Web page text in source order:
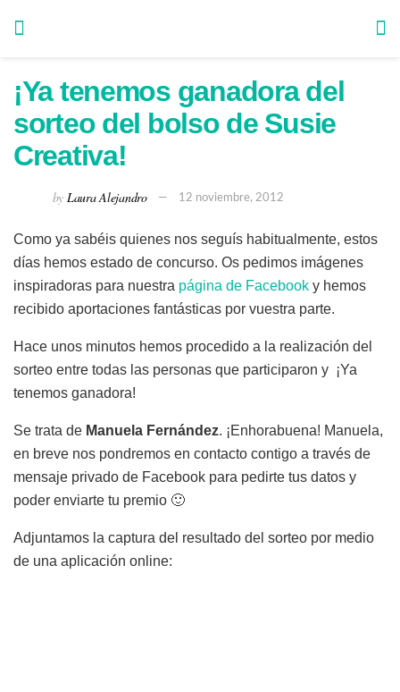
¡Ya tenemos ganadora del
sorteo del bolso de Susie
Creativa!
by Laura Alejandro 12 noviembre, 2012
Como ya sabéis quienes nos seguís habitualmente, estos
días hemos estado de concurso. Os pedimos imágenes
inspiradoras para nuestra página de Facebook y hemos
recibido aportaciones fantásticas por vuestra parte.
Hace unos minutos hemos procedido a la realización del
sorteo entre todas las personas que participaron y ¡Ya
tenemos ganadora!
Se trata de Manuela Fernández. ¡Enhorabuena! Manuela,
en breve nos pondremos en contacto contigo a través de
mensaje privado de Facebook para pedirte tus datos y
poder enviarte tu premio 🙂
Adjuntamos la captura del resultado del sorteo por medio
de una aplicación online: